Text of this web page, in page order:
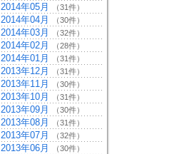
2014年05月 （31件）
2014年04月 （30件）
2014年03月 （32件）
2014年02月 （28件）
2014年01月 （31件）
2013年12月 （31件）
2013年11月 （30件）
2013年10月 （31件）
2013年09月 （30件）
2013年08月 （31件）
2013年07月 （32件）
2013年06月 （30件）